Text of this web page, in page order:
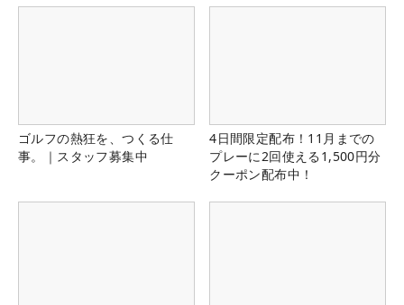
ゴルフの熱狂を、つくる仕
事。｜スタッフ募集中
4日間限定配布！11月までの
プレーに2回使える1,500円分
クーポン配布中！